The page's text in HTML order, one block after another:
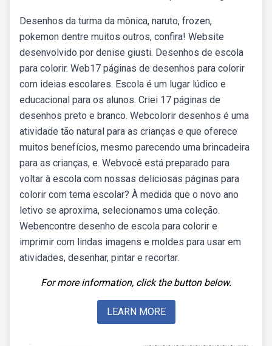
Desenhos da turma da mônica, naruto, frozen,
pokemon dentre muitos outros, confira! Website
desenvolvido por denise giusti. Desenhos de escola
para colorir. Web17 páginas de desenhos para colorir
com ideias escolares. Escola é um lugar lúdico e
educacional para os alunos. Criei 17 páginas de
desenhos preto e branco. Webcolorir desenhos é uma
atividade tão natural para as crianças e que oferece
muitos benefícios, mesmo parecendo uma brincadeira
para as crianças, e. Webvocê está preparado para
voltar à escola com nossas deliciosas páginas para
colorir com tema escolar? À medida que o novo ano
letivo se aproxima, selecionamos uma coleção.
Webencontre desenho de escola para colorir e
imprimir com lindas imagens e moldes para usar em
atividades, desenhar, pintar e recortar.
For more information, click the button below.
LEARN MORE